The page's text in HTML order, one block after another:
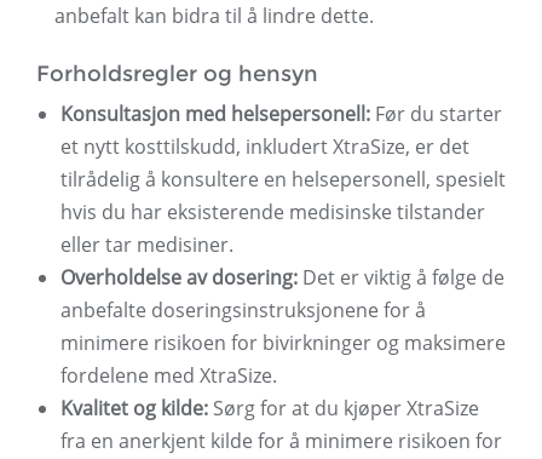
anbefalt kan bidra til å lindre dette.
Forholdsregler og hensyn
Konsultasjon med helsepersonell: Før du starter
et nytt kosttilskudd, inkludert XtraSize, er det
tilrådelig å konsultere en helsepersonell, spesielt
hvis du har eksisterende medisinske tilstander
eller tar medisiner.
Overholdelse av dosering: Det er viktig å følge de
anbefalte doseringsinstruksjonene for å
minimere risikoen for bivirkninger og maksimere
fordelene med XtraSize.
Kvalitet og kilde: Sørg for at du kjøper XtraSize
fra en anerkjent kilde for å minimere risikoen for